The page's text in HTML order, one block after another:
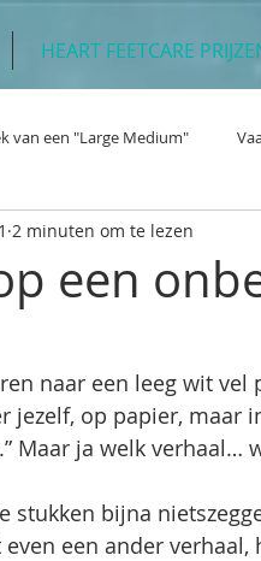
HEART FEETCARE
van een "Large Medium"
een
2 minuten om te lezen
naar een leeg wit
jezelf, op papier, maar
Maar ja welk verhaal…
stukken bijna
een ander